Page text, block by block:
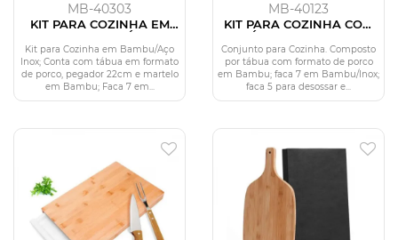
MB-40303
KIT PARA COZINHA EM
BAMBU COM TÁBUA
FORMATO PORCO
Kit para Cozinha em Bambu/Aço
Inox; Conta com tábua em formato
de porco, pegador 22cm e martelo
em Bambu; Faca 7 em...
MB-40123
KIT PARA COZINHA COM
TÁBUA PORCO EM
BAMBU / MADEIRA / INOX
- 4 PÇS
Conjunto para Cozinha. Composto
por tábua com formato de porco
em Bambu; faca 7 em Bambu/Inox;
faca 5 para desossar e...